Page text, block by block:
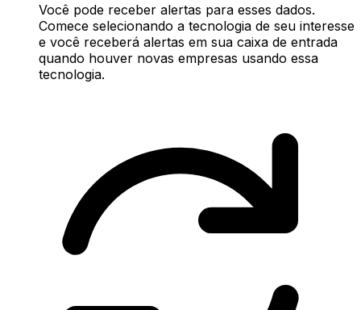
Você pode receber alertas para esses dados.
Comece selecionando a tecnologia de seu interesse
e você receberá alertas em sua caixa de entrada
quando houver novas empresas usando essa
tecnologia.